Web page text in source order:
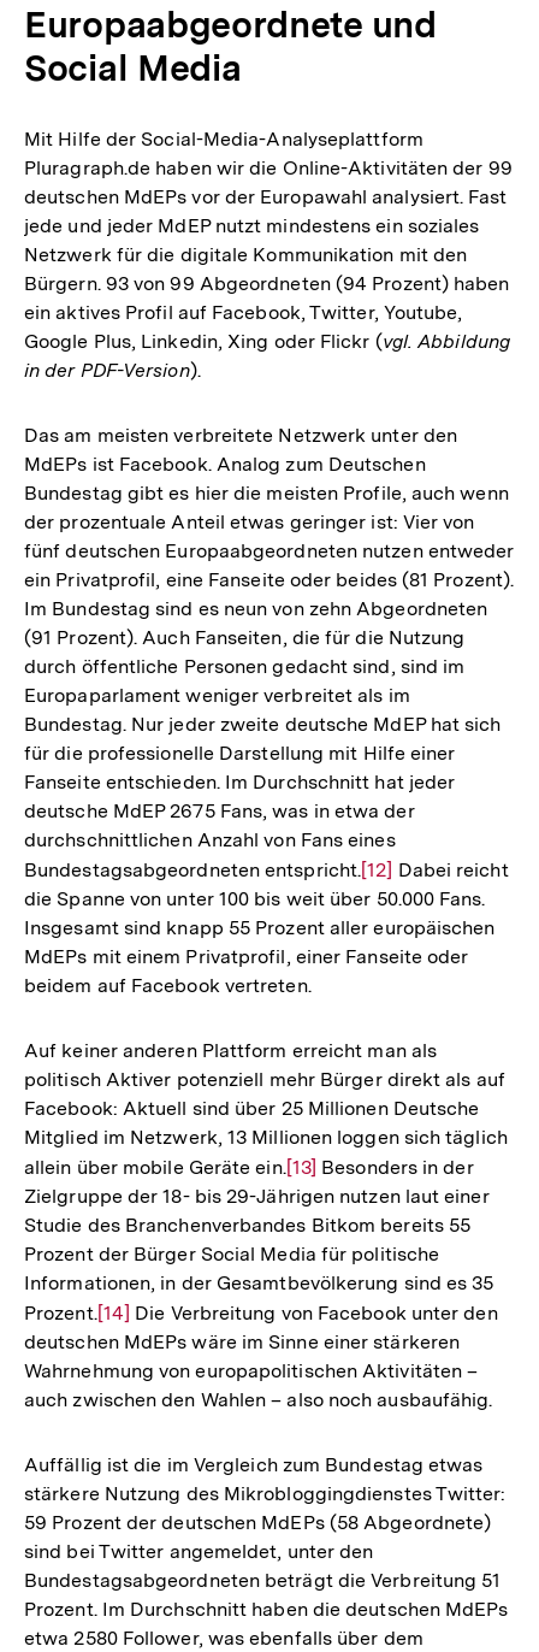
Europaabgeordnete und
Social Media
Mit Hilfe der Social-Media-Analyseplattform
Pluragraph.de haben wir die Online-Aktivitäten der 99
deutschen MdEPs vor der Europawahl analysiert. Fast
jede und jeder MdEP nutzt mindestens ein soziales
Netzwerk für die digitale Kommunikation mit den
Bürgern. 93 von 99 Abgeordneten (94 Prozent) haben
ein aktives Profil auf Facebook, Twitter, Youtube,
Google Plus, Linkedin, Xing oder Flickr (vgl. Abbildung
in der PDF-Version).
Das am meisten verbreitete Netzwerk unter den
MdEPs ist Facebook. Analog zum Deutschen
Bundestag gibt es hier die meisten Profile, auch wenn
der prozentuale Anteil etwas geringer ist: Vier von
fünf deutschen Europaabgeordneten nutzen entweder
ein Privatprofil, eine Fanseite oder beides (81 Prozent).
Im Bundestag sind es neun von zehn Abgeordneten
(91 Prozent). Auch Fanseiten, die für die Nutzung
durch öffentliche Personen gedacht sind, sind im
Europaparlament weniger verbreitet als im
Bundestag. Nur jeder zweite deutsche MdEP hat sich
für die professionelle Darstellung mit Hilfe einer
Fanseite entschieden. Im Durchschnitt hat jeder
deutsche MdEP 2675 Fans, was in etwa der
durchschnittlichen Anzahl von Fans eines
Bundestagsabgeordneten entspricht.Zur
Auflösung
der
Fußnote
[12] Dabei reicht
die Spanne von unter 100 bis weit über 50.000 Fans.
Insgesamt sind knapp 55 Prozent aller europäischen
MdEPs mit einem Privatprofil, einer Fanseite oder
beidem auf Facebook vertreten.
Auf keiner anderen Plattform erreicht man als
politisch Aktiver potenziell mehr Bürger direkt als auf
Facebook: Aktuell sind über 25 Millionen Deutsche
Mitglied im Netzwerk, 13 Millionen loggen sich täglich
allein über mobile Geräte ein.Zur
Auflösung
der
Fußnote
[13] Besonders in der
Zielgruppe der 18- bis 29-Jährigen nutzen laut einer
Studie des Branchenverbandes Bitkom bereits 55
Prozent der Bürger Social Media für politische
Informationen, in der Gesamtbevölkerung sind es 35
Prozent.Zur
Auflösung
der
Fußnote
[14] Die Verbreitung von Facebook unter den
deutschen MdEPs wäre im Sinne einer stärkeren
Wahrnehmung von europapolitischen Aktivitäten –
auch zwischen den Wahlen – also noch ausbaufähig.
Auffällig ist die im Vergleich zum Bundestag etwas
stärkere Nutzung des Mikrobloggingdienstes Twitter:
59 Prozent der deutschen MdEPs (58 Abgeordnete)
sind bei Twitter angemeldet, unter den
Bundestagsabgeordneten beträgt die Verbreitung 51
Prozent. Im Durchschnitt haben die deutschen MdEPs
etwa 2580 Follower, was ebenfalls über dem